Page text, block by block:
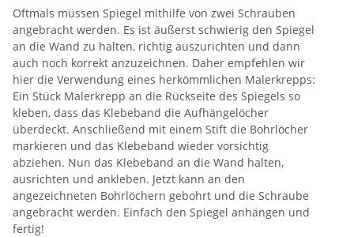
Oftmals müssen Spiegel mithilfe von zwei Schrauben
angebracht werden. Es ist äußerst schwierig den Spiegel
an die Wand zu halten, richtig auszurichten und dann
auch noch korrekt anzuzeichnen. Daher empfehlen wir
hier die Verwendung eines herkömmlichen Malerkrepps:
Ein Stück Malerkrepp an die Rückseite des Spiegels so
kleben, dass das Klebeband die Aufhängelöcher
überdeckt. Anschließend mit einem Stift die Bohrlöcher
markieren und das Klebeband wieder vorsichtig
abziehen. Nun das Klebeband an die Wand halten,
ausrichten und ankleben. Jetzt kann an den
angezeichneten Bohrlöchern gebohrt und die Schraube
angebracht werden. Einfach den Spiegel anhängen und
fertig!